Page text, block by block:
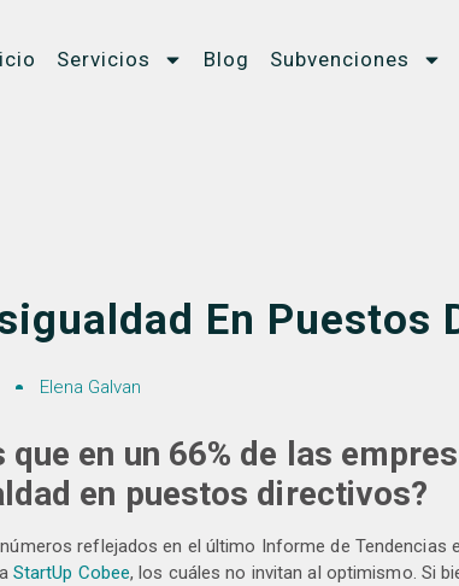
Servicios Blog Subvenciones
En Puestos
Elena Galvan
que en un 66% de las
en puestos directivos?
reflejados en el último Informe de Tendencias
StartUp Cobee, los cuáles no invitan al optimismo. Si